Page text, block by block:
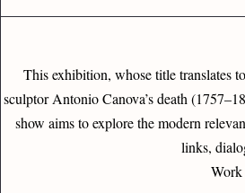
This exhibition, whose title translates
sculptor Antonio Canova’s death
show aims to explore the modern
links,